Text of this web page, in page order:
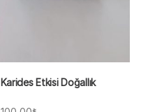
Karides Etkisi Doğallık